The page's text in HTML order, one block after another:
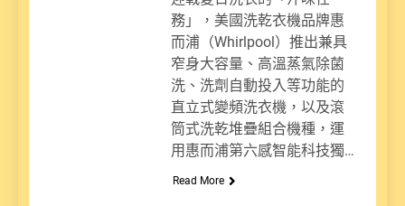
務」，美國洗乾衣機品牌惠
而浦（Whirlpool）推出兼具
窄身大容量、高溫蒸氣除菌
洗、洗劑自動投入等功能的
直立式變頻洗衣機，以及滾
筒式洗乾堆疊組合機種，運
用惠而浦第六感智能科技獨…
Read More